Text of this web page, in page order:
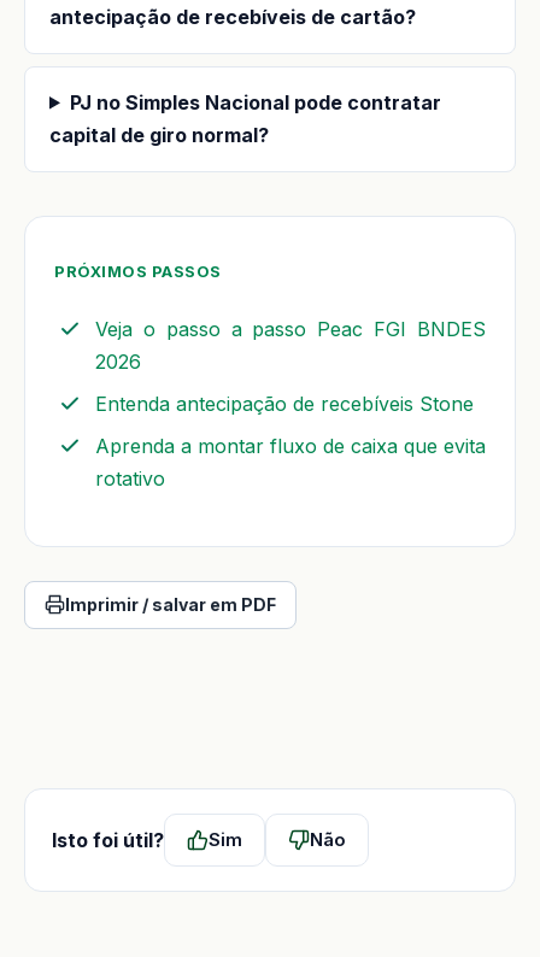
antecipação de recebíveis de cartão?
PJ no Simples Nacional pode contratar
capital de giro normal?
PRÓXIMOS PASSOS
Veja o passo a passo Peac FGI BNDES
2026
Entenda antecipação de recebíveis Stone
Aprenda a montar fluxo de caixa que evita
rotativo
Imprimir / salvar em PDF
Isto foi útil? Sim Não